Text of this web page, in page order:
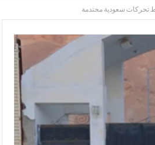
تحركات سعودية محتدمة